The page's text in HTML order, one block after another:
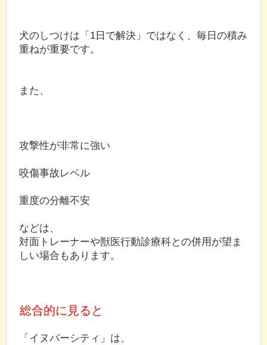
犬のしつけは「1日で解決」ではなく、毎日の積み
重ねが重要です。
また、
攻撃性が非常に強い
咬傷事故レベル
重度の分離不安
などは、
対面トレーナーや獣医行動診療科との併用が望ま
しい場合もあります。
総合的に見ると
「イヌバーシティ」は、